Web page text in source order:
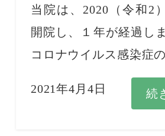
当院は、2020（令和2
開院し、１年が経過し
コロナウイルス感染症
続
2021年4月4日